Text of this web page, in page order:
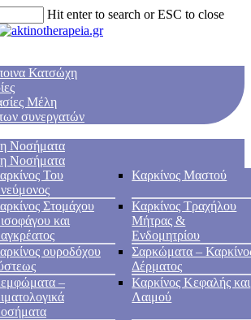
Hit enter to search or ESC to close
Κατσώχη
Μέλη
συνεργατών
Νοσήματα
Νοσήματα
Του
Καρκίνος Μαστού
Στομάχου
και
Καρκίνος Τραχήλου
Μήτρας &
Ενδομητρίου
ουροδόχου
Σαρκώματα –
Δέρματος
–
Καρκίνος Κεφαλής και
Λαιμού